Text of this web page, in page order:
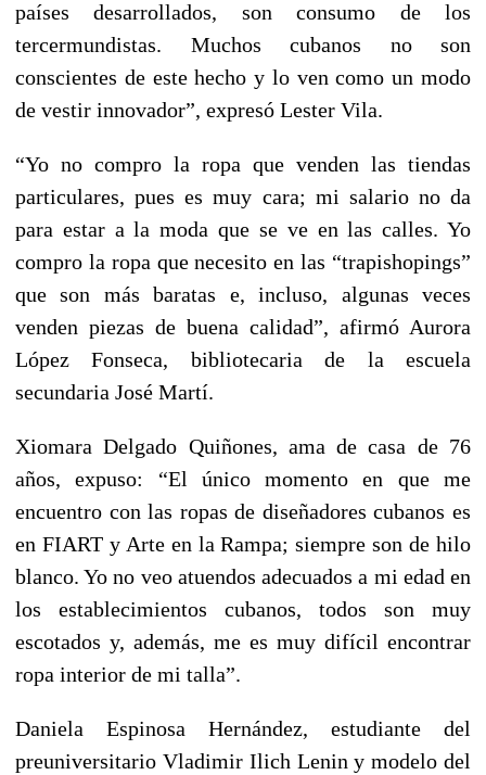
países desarrollados, son consumo de los
tercermundistas. Muchos cubanos no son
conscientes de este hecho y lo ven como un modo
de vestir innovador”, expresó Lester Vila.
“Yo no compro la ropa que venden las tiendas
particulares, pues es muy cara; mi salario no da
para estar a la moda que se ve en las calles. Yo
compro la ropa que necesito en las “trapishopings”
que son más baratas e, incluso, algunas veces
venden piezas de buena calidad”, afirmó Aurora
López Fonseca, bibliotecaria de la escuela
secundaria José Martí.
Xiomara Delgado Quiñones, ama de casa de 76
años, expuso: “El único momento en que me
encuentro con las ropas de diseñadores cubanos es
en FIART y Arte en la Rampa; siempre son de hilo
blanco. Yo no veo atuendos adecuados a mi edad en
los establecimientos cubanos, todos son muy
escotados y, además, me es muy difícil encontrar
ropa interior de mi talla”.
Daniela Espinosa Hernández, estudiante del
preuniversitario Vladimir Ilich Lenin y modelo del